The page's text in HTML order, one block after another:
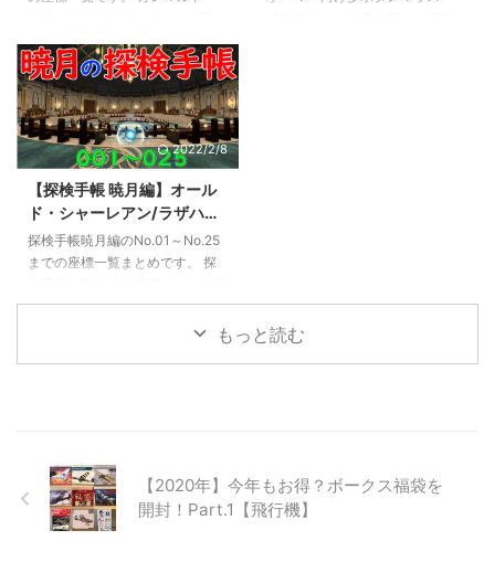
イコロを ...
りエーテライト：テルティウム駅
027 ユートゥルナG水上リグ 座
標：X:29.6 Y:34.1 Z0.9 最寄りエ
ーテライト：キャンプ・ブローク
ングラス フライングマウントの
解放が必要。 028 脱線した列車
座標：X:29.5 Y:23.3 Z:0.5 最寄り
エーテライト：テルティウム駅
フライングマウントの解放が必
要。 029 ガレマール元老院 ...
などの多くのアクションを操作す
るために、右手親 ...
2022/2/8
【探検手帳 暁月編】オール
ド・シャーレアン/ラザハン/
ラヴィリンソス/サベネア島
001～025 座標一覧
探検手帳暁月編のNo.01～No.25
までの座標一覧まとめです。 探
験値を獲得できます。量は少ない
ですがレベリングに活用しましょ
ります。 002 知神の港 座標：
X:11.8 Y:15.8 最寄り都市エーテラ
イト：知神の港 知神の港、内波
もっと読む
【2020年】今年もお得？ボークス福袋を
開封！Part.1【飛行機】